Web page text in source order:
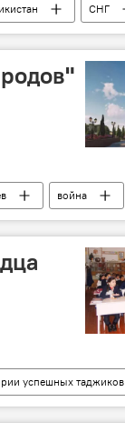
СНГ
война
успешных таджиков